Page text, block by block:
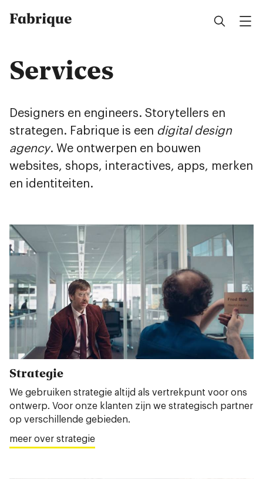
Fabrique
Services
Designers en engineers. Storytellers en
strategen. Fabrique is een digital design
agency. We ontwerpen en bouwen
websites, shops, interactives, apps, merken
en identiteiten.
Strategie
We gebruiken strategie altijd als vertrekpunt voor ons
ontwerp. Voor onze klanten zijn we strategisch partner
op verschillende gebieden.
meer over strategie